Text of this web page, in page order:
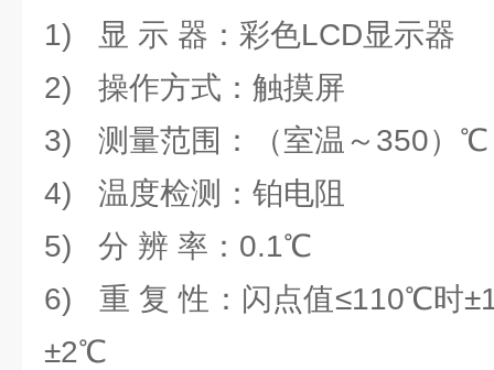
1) 显 示 器：彩色LCD显示器
2) 操作方式：触摸屏
3) 测量范围：（室温～350）℃
4) 温度检测：铂电阻
5) 分 辨 率：0.1℃
6) 重 复 性：闪点值≤110℃时
±2℃